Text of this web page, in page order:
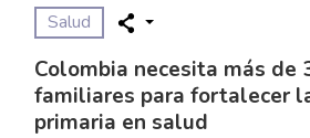
Salud
Colombia necesita más de
familiares para fortalecer
primaria en salud